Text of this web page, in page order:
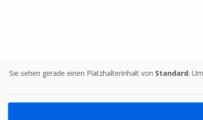
Sie sehen gerade einen Platzhalterinhalt von Standard.